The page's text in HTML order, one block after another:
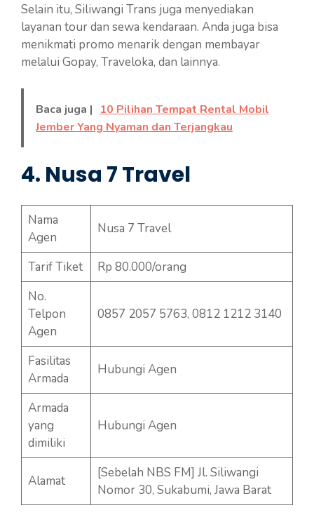
Selain itu, Siliwangi Trans juga menyediakan
layanan tour dan sewa kendaraan. Anda juga bisa
menikmati promo menarik dengan membayar
melalui Gopay, Traveloka, dan lainnya.
Baca juga | 10 Pilihan Tempat Rental Mobil
Jember Yang Nyaman dan Terjangkau
4. Nusa 7 Travel
Nama
Agen
Nusa 7 Travel
Tarif Tiket
Rp 80.000/orang
No.
Telpon
Agen
0857 2057 5763, 0812 1212 3140
Fasilitas
Armada
Hubungi Agen
Armada
yang
dimiliki
Hubungi Agen
Alamat
[Sebelah NBS FM] Jl. Siliwangi
Nomor 30, Sukabumi, Jawa Barat